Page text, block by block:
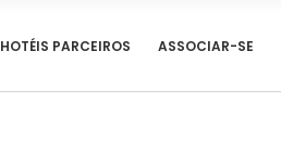
HOTÉIS PARCEIROS ASSOCIAR-SE